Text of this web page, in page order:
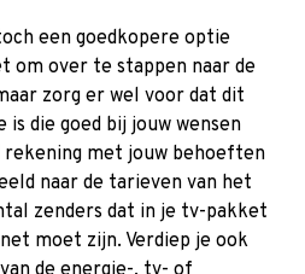
een goedkopere optie
om over te stappen naar de
zorg er wel voor dat dit
die goed bij jouw wensen
rekening met jouw behoeften
naar de tarieven van het
zenders dat in je tv-pakket
moet zijn. Verdiep je ook